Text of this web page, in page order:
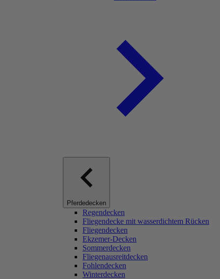
Pferdedecken
Regendecken
Fliegendecke mit wasserdichtem Rücken
Fliegendecken
Ekzemer-Decken
Sommerdecken
Fliegenausreitdecken
Fohlendecken
Winterdecken